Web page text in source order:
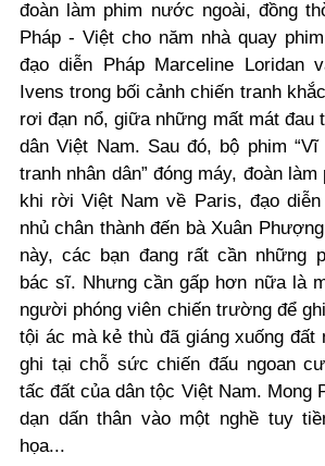
đoàn làm phim nước ngoài, đồng
Pháp - Việt cho năm nhà quay
đạo diễn Pháp Marceline Loridan
Ivens trong bối cảnh chiến tranh
rơi đạn nổ, giữa những mất mát đau
dân Việt Nam. Sau đó, bộ phim
tranh nhân dân” đóng máy, đoàn
khi rời Việt Nam về Paris, đạo
nhủ chân thành đến bà Xuân
này, các bạn đang rất cần những
bác sĩ. Nhưng cần gấp hơn nữa là
người phóng viên chiến trường để
tội ác mà kẻ thù đã giáng xuống
ghi tại chỗ sức chiến đấu ngoan
tấc đất của dân tộc Việt Nam. Mong
dạn dấn thân vào một nghề tuy
họa...